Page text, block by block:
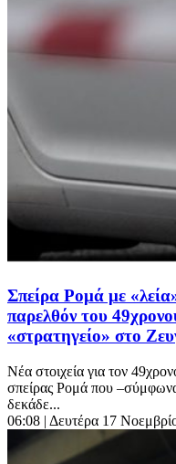
Σπείρα Ρομά με
παρελθόν του
«στρατηγείο» στο
Νέα στοιχεία για τον
σπείρας Ρομά που
δεκάδε...
06:08 | Δευτέρα 17